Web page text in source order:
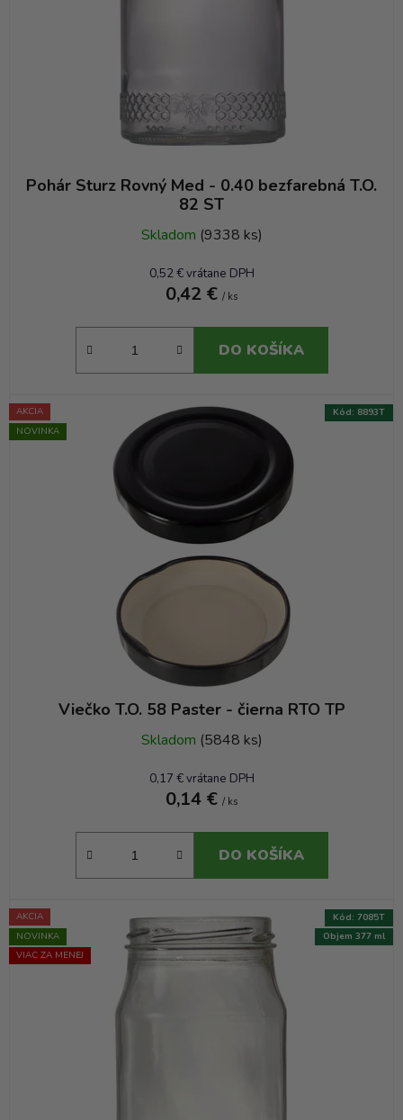
Pohár Sturz Rovný Med - 0.40 bezfarebná T.O.
82 ST
Skladom (9338 ks)
0,52 € vrátane DPH
0,42 € / ks
DO KOŠÍKA
AKCIA
NOVINKA
Viečko T.O. 58 Paster - čierna RTO TP
Skladom (5848 ks)
0,17 € vrátane DPH
0,14 € / ks
DO KOŠÍKA
Kód: 8893T
AKCIA
NOVINKA
VIAC ZA MENEJ
Objem 377 ml
Kód: 7085T